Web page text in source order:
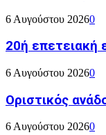
6 Αυγούστου 20260
20ή επετειακή
6 Αυγούστου 20260
Οριστικός
6 Αυγούστου 20260